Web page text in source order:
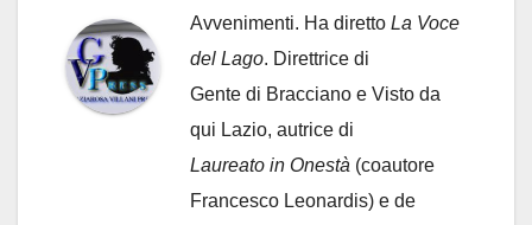
Avvenimenti. Ha diretto La Voce
del Lago. Direttrice di
Gente di Bracciano e Visto da
qui Lazio, autrice di
Laureato in Onestà (coautore
Francesco Leonardis) e de